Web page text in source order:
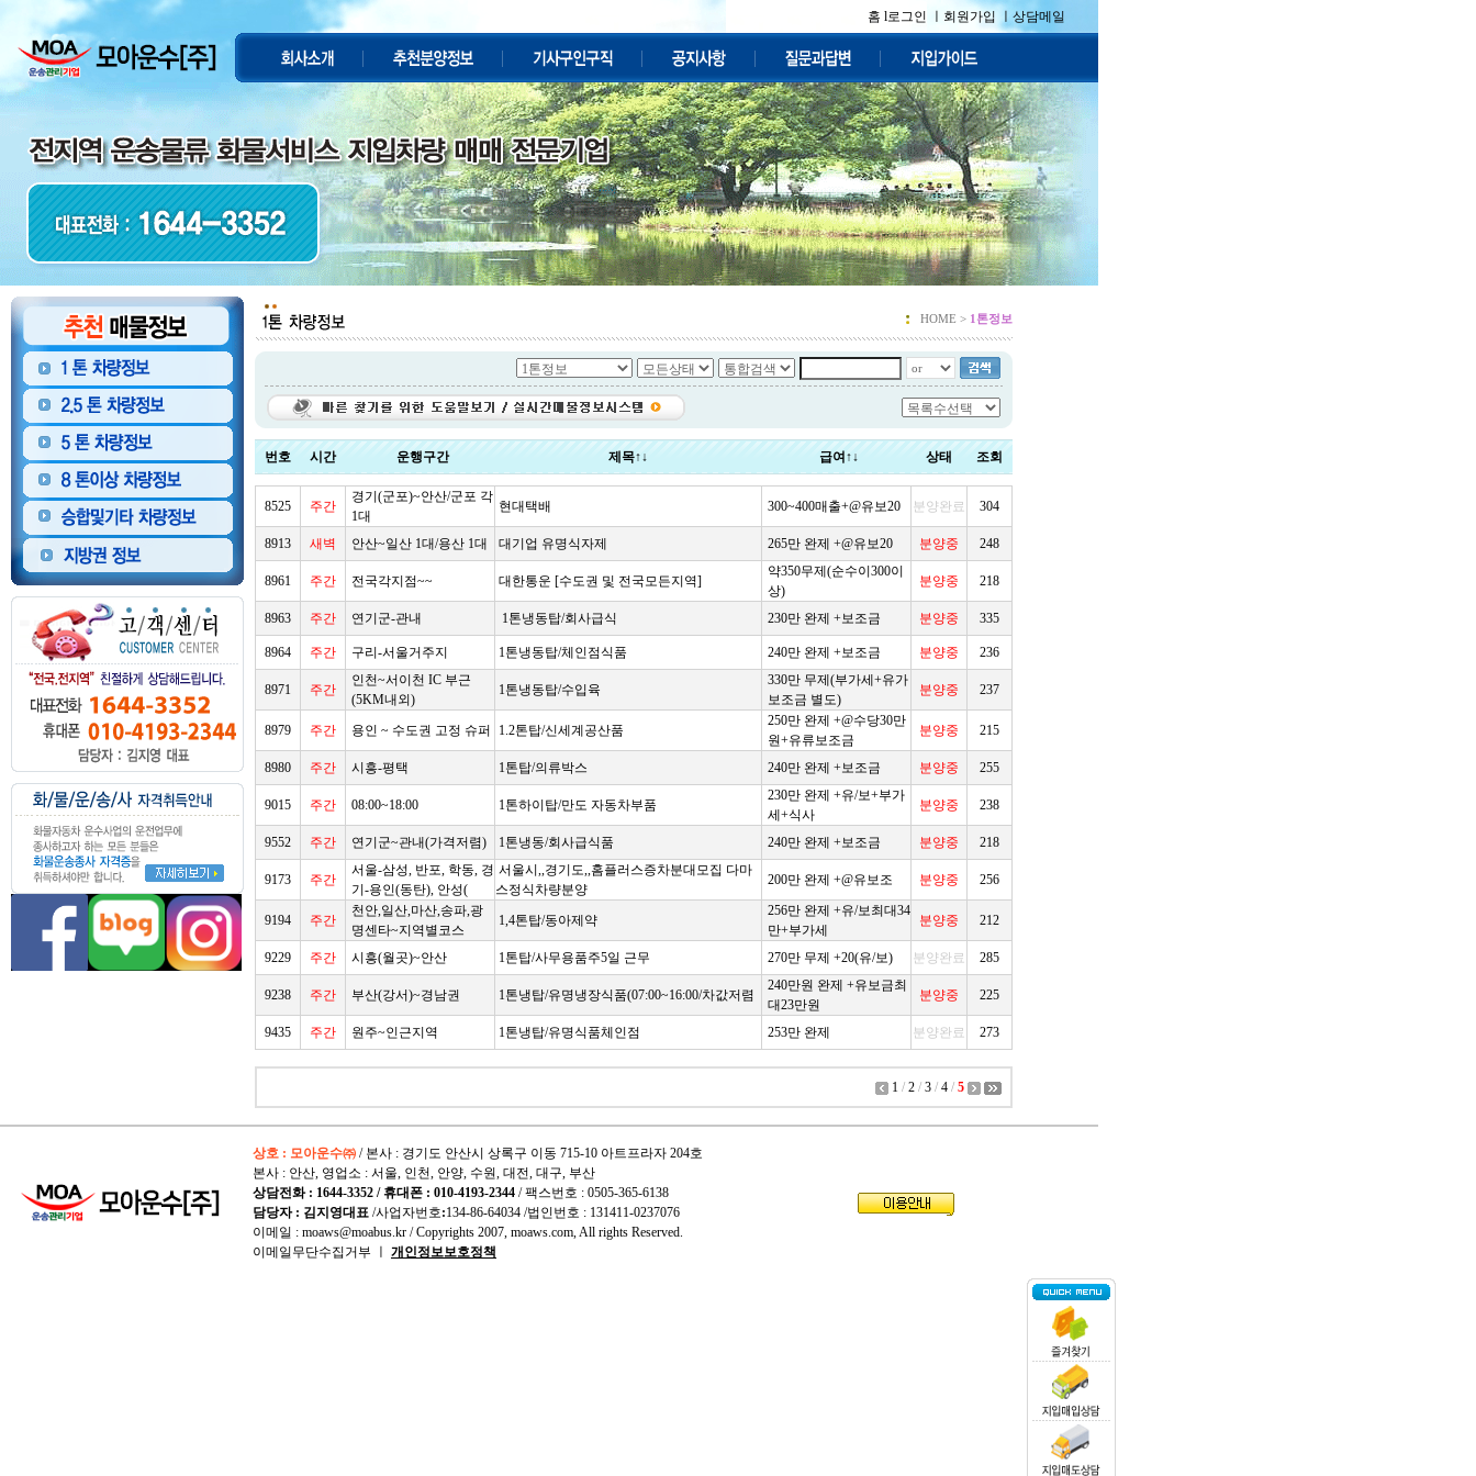
홈 l로그인 ㅣ 회원가입 ㅣ 상담메일
HOME > 1톤정보
번호 시간 운행구간 제목↑↓ 급여↑↓ 상태 조회
8525 주간
경기(군포)~안산/군포 각
1대
현대택배 300~400매출+@유보20 분양완료 304
8913 새벽 안산~일산 1대/용산 1대 대기업 유명식자제 265만 완제 +@유보20 분양중 248
8961 주간 전국각지점~~ 대한통운 [수도권 및 전국모든지역]
약350무제(순수이300이
상)
분양중 218
8963 주간 연기군-관내 1톤냉동탑/회사급식 230만 완제 +보조금 분양중 335
8964 주간 구리-서울거주지 1톤냉동탑/체인점식품 240만 완제 +보조금 분양중 236
8971 주간
인천~서이천 IC 부근
(5KM내외)
1톤냉동탑/수입육
330만 무제(부가세+유가
보조금 별도)
분양중 237
8979 주간 용인 ~ 수도권 고정 슈퍼 1.2톤탑/신세계공산품
250만 완제 +@수당30만
원+유류보조금
분양중 215
8980 주간 시흥-평택 1톤탑/의류박스 240만 완제 +보조금 분양중 255
9015 주간 08:00~18:00 1톤하이탑/만도 자동차부품
230만 완제 +유/보+부가
세+식사
분양중 238
9552 주간 연기군~관내(가격저렴) 1톤냉동/회사급식품 240만 완제 +보조금 분양중 218
9173 주간
서울-삼성, 반포, 학동, 경
기-용인(동탄), 안성(
서울시,,경기도,,홈플러스증차분대모집 다마
스정식차량분양
200만 완제 +@유보조 분양중 256
9194 주간
천안,일산,마산,송파,광
명센타~지역별코스
1,4톤탑/동아제약
256만 완제 +유/보최대34
만+부가세
분양중 212
9229 주간 시흥(월곳)~안산 1톤탑/사무용품주5일 근무 270만 무제 +20(유/보) 분양완료 285
9238 주간 부산(강서)~경남권 1톤냉탑/유명냉장식품(07:00~16:00/차값저렴
240만원 완제 +유보금최
대23만원
분양중 225
9435 주간 원주~인근지역 1톤냉탑/유명식품체인점 253만 완제 분양완료 273
1 / 2 / 3 / 4 / 5
상호 : 모아운수㈜ / 본사 : 경기도 안산시 상록구 이동 715-10 아트프라자 204호
본사 : 안산, 영업소 : 서울, 인천, 안양, 수원, 대전, 대구, 부산
상담전화 : 1644-3352 / 휴대폰 : 010-4193-2344 / 팩스번호 : 0505-365-6138
담당자 : 김지영대표 /사업자번호:134-86-64034 /법인번호 : 131411-0237076
이메일 : moaws@moabus.kr /Copyrights 2007, moaws.com, All rights Reserved.
이메일무단수집거부 ㅣ 개인정보보호정책